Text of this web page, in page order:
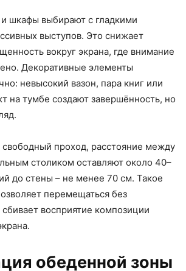
шкафы выбирают с гладкими
выступов. Это снижает
вокруг экрана, где внимание
Декоративные элементы
невысокий вазон, пара книг или
на тумбе создают завершённость, но
свободный проход, расстояние между
столиком оставляют около 40–
до стены – не менее 70 см. Такое
перемещаться без
восприятие композиции
обеденной зоны